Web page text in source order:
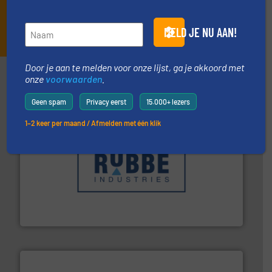
INSCHRIJVEN
Partners
weeg-, verpakking- en transportprocessen die klanten
in verschillende sectoren hebben geholpen.
MELD JE NU AAN!
Door je aan te melden voor onze lijst, ga je akkoord met
onze voorwaarden
Geen spam Privacy eerst 15.000+ lezers
1–2 keer per maand / Afmelden met één klik